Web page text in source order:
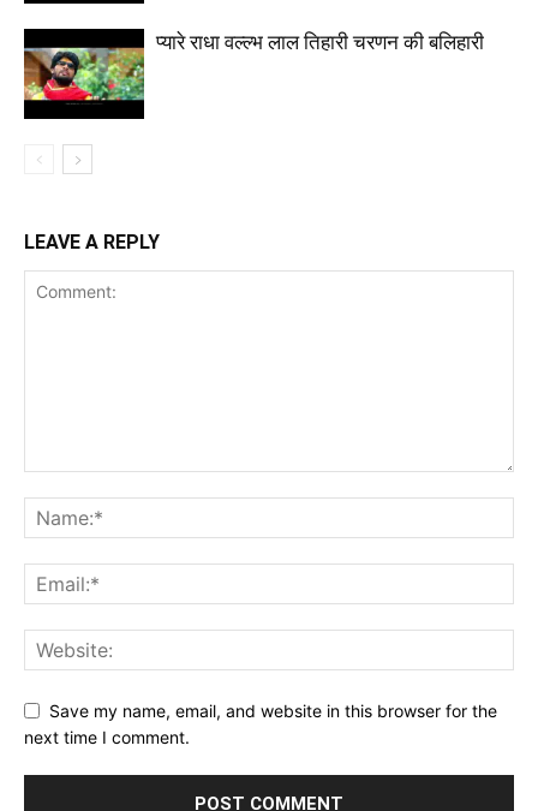
प्यारे राधा वल्ल्भ लाल तिहारी चरणन की बलिहारी
LEAVE A REPLY
Save my name, email, and website in this browser for the
next time I comment.